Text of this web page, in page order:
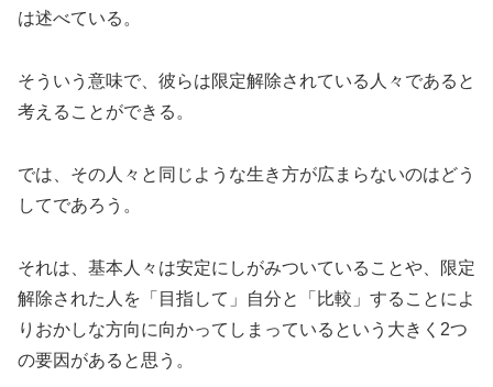
は述べている。
そういう意味で、彼らは限定解除されている人々であると
考えることができる。
では、その人々と同じような生き方が広まらないのはどう
してであろう。
それは、基本人々は安定にしがみついていることや、限定
解除された人を「目指して」自分と「比較」することによ
りおかしな方向に向かってしまっているという大きく2つ
の要因があると思う。